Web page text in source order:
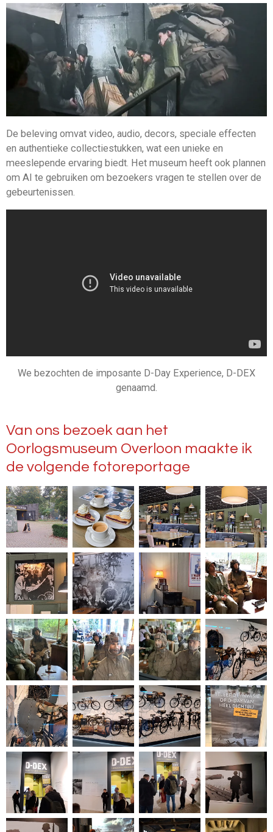
De beleving omvat video, audio, decors, speciale effecten
en authentieke collectiestukken, wat een unieke en
meeslepende ervaring biedt. Het museum heeft ook plannen
om AI te gebruiken om bezoekers vragen te stellen over de
gebeurtenissen.
We bezochten de imposante D-Day Experience, D-DEX
genaamd.
Van ons bezoek aan het
Oorlogsmuseum Overloon maakte ik
de volgende fotoreportage